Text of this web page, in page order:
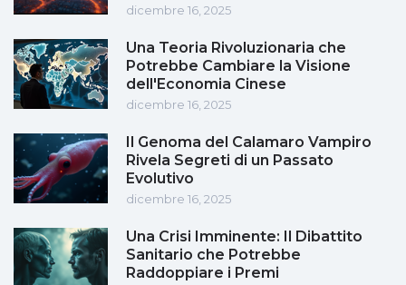
dicembre 16, 2025
Una Teoria Rivoluzionaria che
Potrebbe Cambiare la Visione
dell'Economia Cinese
dicembre 16, 2025
Il Genoma del Calamaro Vampiro
Rivela Segreti di un Passato
Evolutivo
dicembre 16, 2025
Una Crisi Imminente: Il Dibattito
Sanitario che Potrebbe
Raddoppiare i Premi